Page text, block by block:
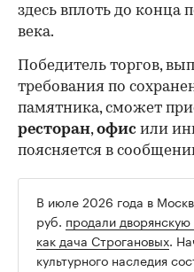
здесь вплоть до конца
века.
Победитель торгов,
требования по
памятника, сможет
ресторан,офис или
поясняется в
В июле 2026 года в
руб. продали дворянскую
как дача Строгановых.
культурного наследия